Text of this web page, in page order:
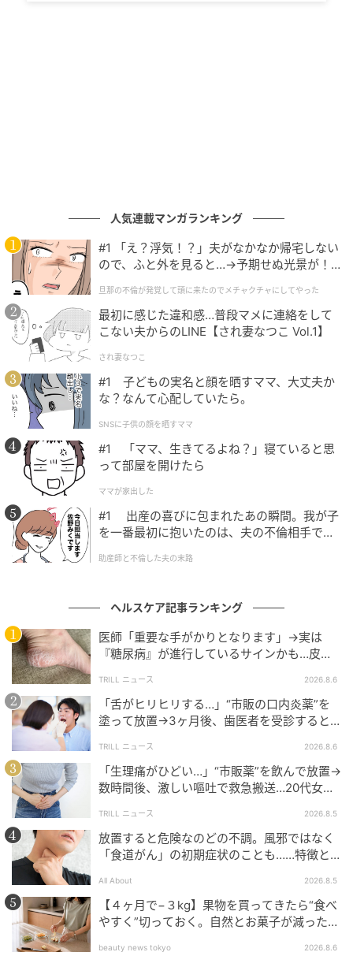
参考文献: 厚生労働省「健康に配慮した飲酒に関するガ
イドライン」
出典：シティリビングWeb
自分の適量を知って上手にお酒を楽しもう ※写真はイ
の記事をもっとみる
人気連載マンガランキング
#1 「え？浮気！？」夫がなかなか帰宅しない
ので、ふと外を見ると…→予期せぬ光景が！
クチャにしてやった
旦那の不倫が発覚して頭に来たのでメチャクチャにしてやった
最初に感じた違和感…普段マメに連絡をして
こない夫からのLINE【され妻なつこ Vol.1】
され妻なつこ
#1 子どもの実名と顔を晒すママ、大丈夫か
な？なんて心配していたら。
SNSに子供の顔を晒すママ
#1 「ママ、生きてるよね？」寝ていると思
って部屋を開けたら
ママが家出した
#1 出産の喜びに包まれたあの瞬間。我が子
を一番最初に抱いたのは、夫の不倫相手でし
助産師と不倫した夫の末路
ヘルスケア記事ランキング
医師「重要な手がかりとなります」→実は
『糖尿病』が進行しているサインかも…皮膚
TRILL ニュース 2026.8.6
「舌がヒリヒリする…」“市販の口内炎薬”を
塗って放置→3ヶ月後、歯医者を受診すると…
TRILL ニュース 2026.8.6
「生理痛がひどい…」“市販薬”を飲んで放置→
数時間後、激しい嘔吐で救急搬送…20代女性
TRILL ニュース 2026.8.5
放置すると危険なのどの不調。風邪ではなく
「食道がん」の初期症状のことも……特徴と
All About 2026.8.5
【４ヶ月で−３kg】果物を買ってきたら“食べ
やすく”切っておく。自然とお菓子が減った新
beauty news tokyo 2026.8.6